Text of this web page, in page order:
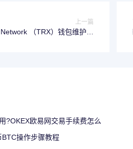
上一篇
（TRX）钱包维护的
?OKEX欧易网交易手续费怎么
操作步骤教程